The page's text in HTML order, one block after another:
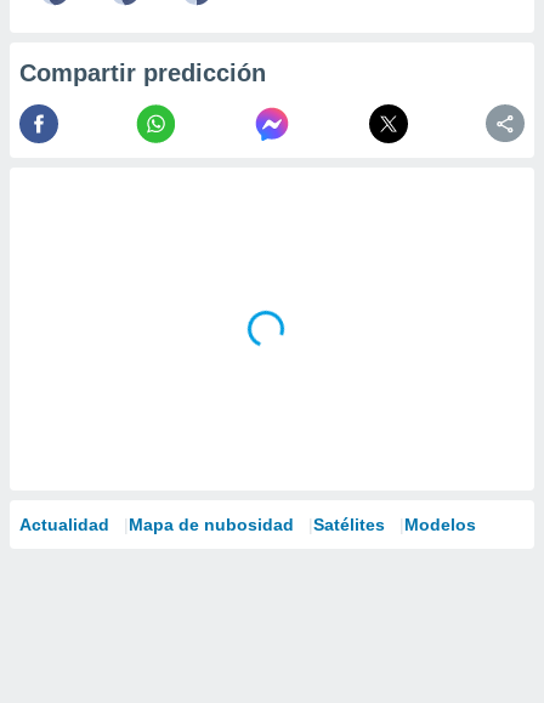
Compartir predicción
Actualidad Mapa de nubosidad Satélites Modelos